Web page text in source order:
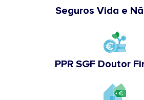
Seguros Vida e
PPR SGF Doutor